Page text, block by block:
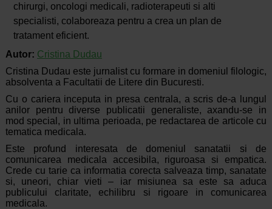
chirurgi, oncologi medicali, radioterapeuti si alti
specialisti, colaboreaza pentru a crea un plan de
tratament eficient.
Autor: Cristina Dudau
Cristina Dudau este jurnalist cu formare in domeniul filologic,
absolventa a Facultatii de Litere din Bucuresti.
Cu o cariera inceputa in presa centrala, a scris de-a lungul
anilor pentru diverse publicatii generaliste, axandu-se in
mod special, in ultima perioada, pe redactarea de articole cu
tematica medicala.
Este profund interesata de domeniul sanatatii si de
comunicarea medicala accesibila, riguroasa si empatica.
Crede cu tarie ca informatia corecta salveaza timp, sanatate
si, uneori, chiar vieti – iar misiunea sa este sa aduca
publicului claritate, echilibru si rigoare in comunicarea
medicala.